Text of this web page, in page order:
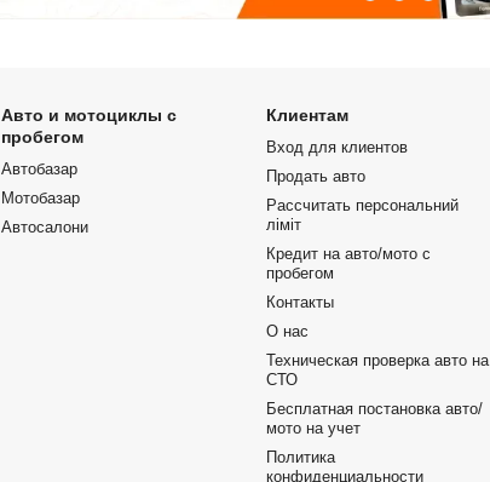
Авто и мотоциклы с
пробегом
Автобазар
Мотобазар
Автосалони
Клиентам
Вход для клиентов
Продать авто
Рассчитать персональний
ліміт
Кредит на авто/мото с
пробегом
Контакты
О нас
Техническая проверка авто на
СТО
Бесплатная постановка авто/
мото на учет
Политика
конфиденциальности